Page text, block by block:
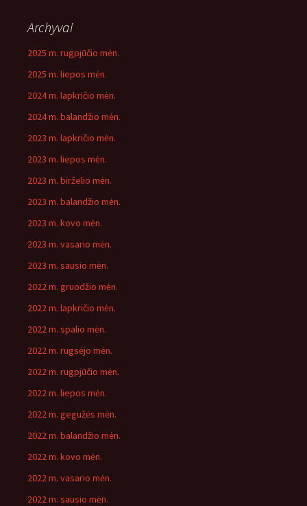
Archyvai
2025 m. rugpjūčio mėn.
2025 m. liepos mėn.
2024 m. lapkričio mėn.
2024 m. balandžio mėn.
2023 m. lapkričio mėn.
2023 m. liepos mėn.
2023 m. birželio mėn.
2023 m. balandžio mėn.
2023 m. kovo mėn.
2023 m. vasario mėn.
2023 m. sausio mėn.
2022 m. gruodžio mėn.
2022 m. lapkričio mėn.
2022 m. spalio mėn.
2022 m. rugsėjo mėn.
2022 m. rugpjūčio mėn.
2022 m. liepos mėn.
2022 m. gegužės mėn.
2022 m. balandžio mėn.
2022 m. kovo mėn.
2022 m. vasario mėn.
2022 m. sausio mėn.